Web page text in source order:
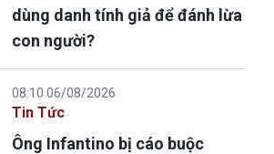
dùng danh tính giả để đánh lừa
con người?
08:10 06/08/2026
Tin Tức
Ông Infantino bị cáo buộc